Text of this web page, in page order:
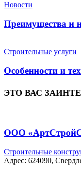
Новости
Преимущества и
Строительные услуги
Особенности и
ЭТО ВАС
ООО
Строительные
Адрес: 624090,